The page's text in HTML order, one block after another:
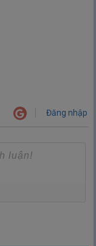
Đăng nhập